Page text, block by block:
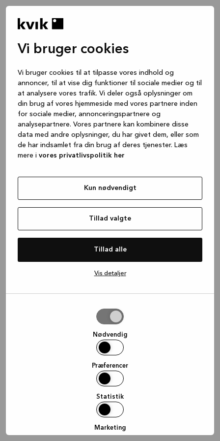
Vi bruger cookies
Vi bruger cookies til at tilpasse vores indhold og
annoncer, til at vise dig funktioner til sociale medier og til
at analysere vores trafik. Vi deler også oplysninger om
din brug af vores hjemmeside med vores partnere inden
for sociale medier, annonceringspartnere og
analysepartnere. Vores partnere kan kombinere disse
data med andre oplysninger, du har givet dem, eller som
de har indsamlet fra din brug af deres tjenester. Læs
mere i vores privatlivspolitik her
Kun nødvendigt
Tillad valgte
Tillad alle
Vis detaljer
Nødvendig
Præferencer
Statistik
Marketing
(see the browser console for more
information).